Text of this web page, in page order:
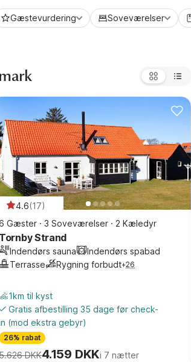
Gæstevurdering Soveværelser
4.6(17)
Gæster · 3 Soveværelser · 2 Kæledyr
Tornby Strand
Indendørs sauna
Indendørs spabad
Terrasse
Rygning forbudt+26
1km til kyst
Gratis afbestilling 35 dage før check-
(mod ekstra gebyr)
26% rabat
DKK4.159 DKKi 7 nætter